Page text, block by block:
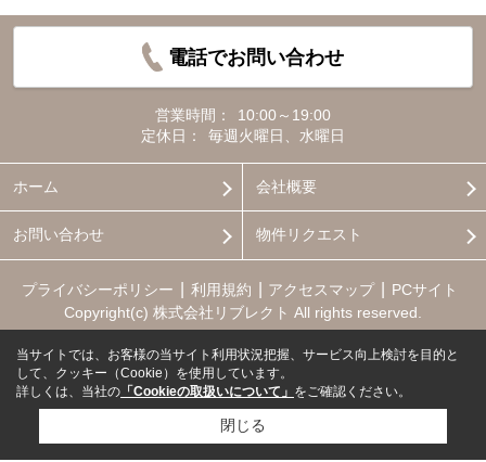
電話でお問い合わせ
営業時間：
10:00～19:00
定休日：
毎週火曜日、水曜日
ホーム 会社概要
お問い合わせ 物件リクエスト
プライバシーポリシー 利用規約 アクセスマップ
PCサイト
Copyright(c) 株式会社リブレクト All rights reserved.
当サイトでは、お客様の当サイト利用状況把握、サービス向上検討を目的と
して、クッキー（Cookie）を使用しています。
詳しくは、当社の 「Cookieの取扱いについて」 をご確認ください。
閉じる